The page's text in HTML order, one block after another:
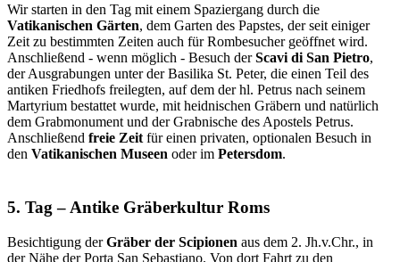
Wir starten in den Tag mit einem Spaziergang durch die
Vatikanischen Gärten, dem Garten des Papstes, der seit einiger
Zeit zu bestimmten Zeiten auch für Rombesucher geöffnet wird.
Anschließend - wenn möglich - Besuch derScavi di San Pietro,
der Ausgrabungen unter der Basilika St. Peter, die einen Teil des
antiken Friedhofs freilegten, auf dem der hl. Petrus nach seinem
Martyrium bestattet wurde, mit heidnischen Gräbern und natürlich
dem Grabmonument und der Grabnische des Apostels Petrus.
Anschließend freie Zeit für einen privaten, optionalen Besuch in
den Vatikanischen Museen oder im Petersdom.
5. Tag – Antike Gräberkultur Roms
Besichtigung derGräber der Scipionen aus dem 2. Jh.v.Chr., in
der Nähe der Porta San Sebastiano. Von dort Fahrt zu den